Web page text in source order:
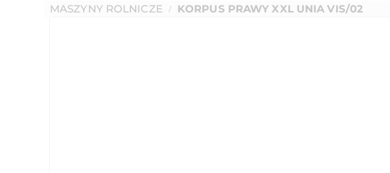
MASZYNY ROLNICZE / KORPUS PRAWY XXL UNIA VIS/02